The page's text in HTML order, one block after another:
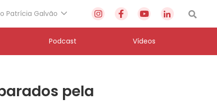
Patrícia Galvão
Podcast Vídeos
pela